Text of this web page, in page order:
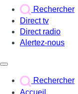
Rechercher
Direct tv
Direct radio
Alertez-nous
Rechercher
Accueil